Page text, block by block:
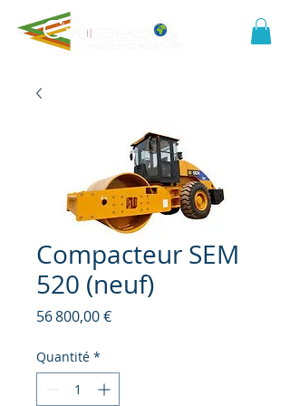
Compacteur SEM
520 (neuf)
56 800,00 €Prix
Quantité *